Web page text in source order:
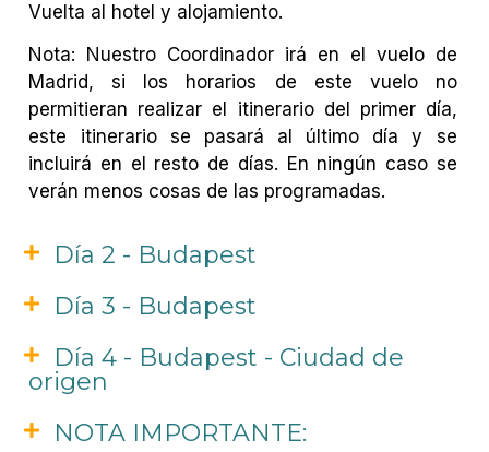
Vuelta al hotel y alojamiento.
Nota: Nuestro Coordinador irá en el vuelo de
Madrid, si los horarios de este vuelo no
permitieran realizar el itinerario del primer día,
este itinerario se pasará al último día y se
incluirá en el resto de días. En ningún caso se
verán menos cosas de las programadas.
Día 2 - Budapest
Día 3 - Budapest
Día 4 - Budapest - Ciudad de
origen
NOTA IMPORTANTE: